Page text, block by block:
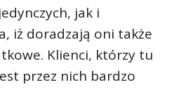
jak i
iż doradzają oni także
Klienci, którzy tu
przez nich bardzo